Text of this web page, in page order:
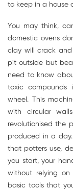
to keep in a house
You may think,
domestic ovens
clay will crack
pit outside but
need to know
toxic compounds
wheel. This
with circular
revolutionised the
produced in a
that potters use,
you start, your
without relying on
basic tools that